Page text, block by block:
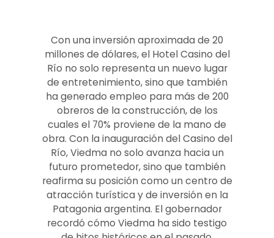
Con una inversión aproximada de 20
millones de dólares, el Hotel Casino del
Río no solo representa un nuevo lugar
de entretenimiento, sino que también
ha generado empleo para más de 200
obreros de la construcción, de los
cuales el 70% proviene de la mano de
obra. Con la inauguración del Casino del
Río, Viedma no solo avanza hacia un
futuro prometedor, sino que también
reafirma su posición como un centro de
atracción turística y de inversión en la
Patagonia argentina. El gobernador
recordó cómo Viedma ha sido testigo